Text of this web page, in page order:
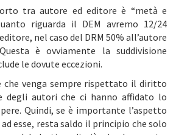
tra autore ed editore è “metà e
riguarda il DEM avremo 12/24
nel caso del DRM 50% all’autore
è ovviamente la suddivisione
le dovute eccezioni.
che venga sempre rispettato il diritto
degli autori che ci hanno affidato lo
Quindi, se è importante l’aspetto
esse, resta saldo il principio che solo